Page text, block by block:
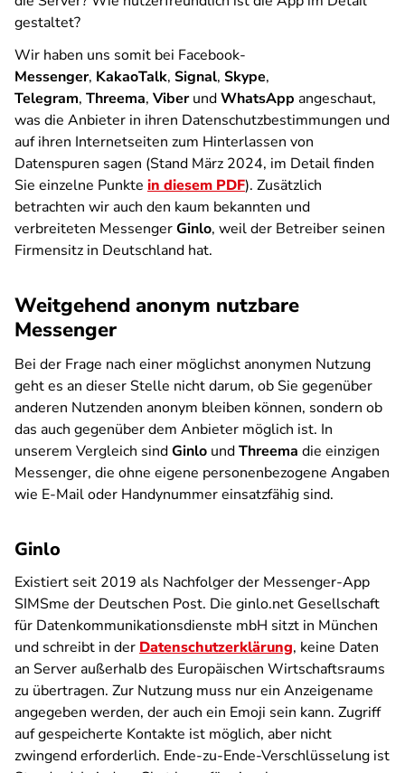
gestaltet?
Wir haben uns somit bei Facebook-
Messenger, KakaoTalk, Signal, Skype,
Telegram, Threema, ViberundWhatsApp angeschaut,
was die Anbieter in ihren Datenschutzbestimmungen und
auf ihren Internetseiten zum Hinterlassen von
Datenspuren sagen (Stand März 2024, im Detail finden
Sie einzelne Punkte in diesem PDF). Zusätzlich
betrachten wir auch den kaum bekannten und
verbreiteten MessengerGinlo, weil der Betreiber seinen
Firmensitz in Deutschland hat.
Weitgehend anonym nutzbare
Messenger
Bei der Frage nach einer möglichst anonymen Nutzung
geht es an dieser Stelle nicht darum, ob Sie gegenüber
anderen Nutzenden anonym bleiben können, sondern ob
das auch gegenüber dem Anbieter möglich ist. In
unserem Vergleich sindGinlo undThreema die einzigen
Messenger, die ohne eigene personenbezogene Angaben
wie E-Mail oder Handynummer einsatzfähig sind.
Ginlo
Existiert seit 2019 als Nachfolger der Messenger-App
SIMSme der Deutschen Post. Die ginlo.net Gesellschaft
für Datenkommunikationsdienste mbH sitzt in München
und schreibt in der Datenschutzerklärung, keine Daten
an Server außerhalb des Europäischen Wirtschaftsraums
zu übertragen. Zur Nutzung muss nur ein Anzeigename
angegeben werden, der auch ein Emoji sein kann. Zugriff
auf gespeicherte Kontakte ist möglich, aber nicht
zwingend erforderlich. Ende-zu-Ende-Verschlüsselung ist